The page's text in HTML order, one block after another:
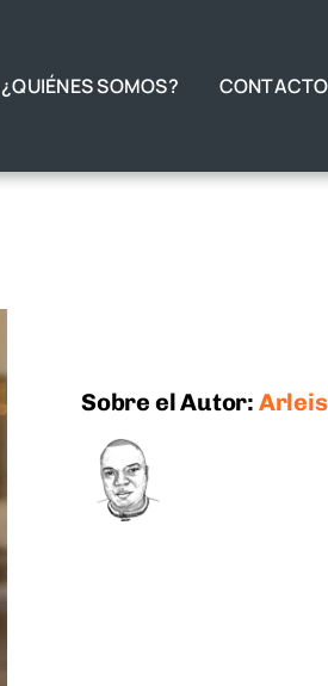
¿QUIÉNES SOMOS? CONTACTO
Sobre el Autor: